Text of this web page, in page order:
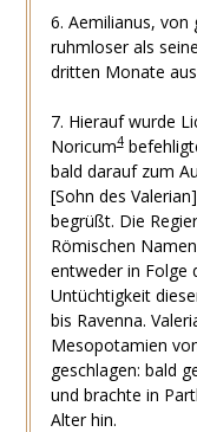
6. Aemilianus, von
ruhmloser als
dritten Monate
7. Hierauf wurde
Noricum4
bald darauf zum
[Sohn des
begrüßt. Die
Römischen
entweder in Folge
Untüchtigkeit
bis Ravenna.
Mesopotamien
geschlagen: bald
und brachte in
Alter hin.